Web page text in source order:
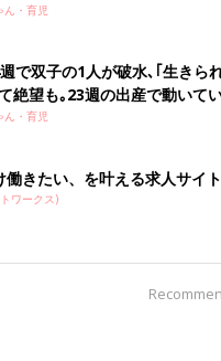
い日々に涙した【低出生体重
ん・育児
で双子の1人が破水､｢生きら
絶望も｡23週の出産で動いて
涙した【低出生体重児】
ん・育児
働きたい、を叶える求人サイト
ワークス)